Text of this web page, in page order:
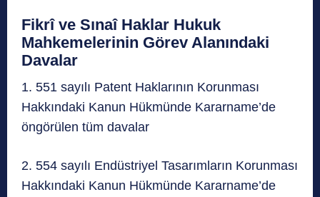
Fikrî ve Sınaî Haklar Hukuk
Mahkemelerinin Görev Alanındaki
Davalar
1. 551 sayılı Patent Haklarının Korunması
Hakkındaki Kanun Hükmünde Kararname’de
öngörülen tüm davalar
2. 554 sayılı Endüstriyel Tasarımların Korunması
Hakkındaki Kanun Hükmünde Kararname’de